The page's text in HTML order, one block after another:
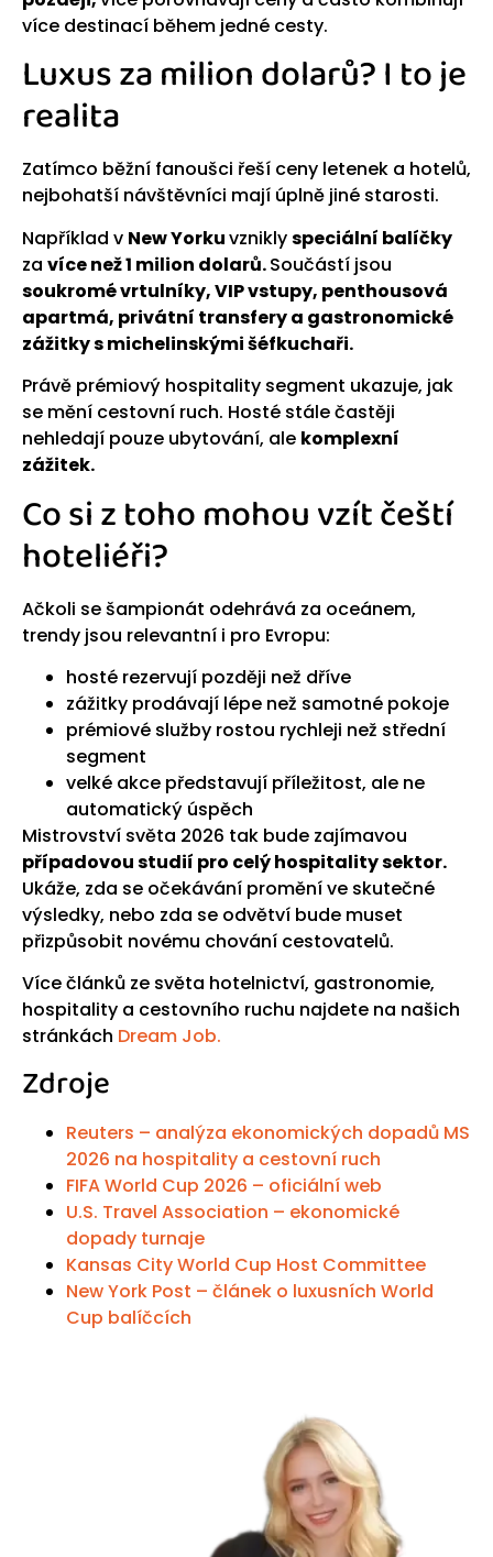
více destinací během jedné cesty.
Luxus za milion dolarů? I to je
realita
Zatímco běžní fanoušci řeší ceny letenek a hotelů,
nejbohatší návštěvníci mají úplně jiné starosti.
Například v New Yorkuvzniklyspeciální balíčky
za více než 1 milion dolarů.Součástí jsou
soukromé vrtulníky, VIP vstupy, penthousová
apartmá, privátní transfery a gastronomické
zážitky s michelinskými šéfkuchaři.
Právě prémiový hospitality segment ukazuje, jak
se mění cestovní ruch. Hosté stále častěji
nehledají pouze ubytování, ale komplexní
zážitek.
Co si z toho mohou vzít čeští
hoteliéři?
Ačkoli se šampionát odehrává za oceánem,
trendy jsou relevantní i pro Evropu:
hosté rezervují později než dříve
zážitky prodávají lépe než samotné pokoje
prémiové služby rostou rychleji než střední
segment
velké akce představují příležitost, ale ne
automatický úspěch
Mistrovství světa 2026 tak bude zajímavou
případovou studií pro celý hospitality sektor.
Ukáže, zda se očekávání promění ve skutečné
výsledky, nebo zda se odvětví bude muset
přizpůsobit novému chování cestovatelů.
Více článků ze světa hotelnictví, gastronomie,
hospitality a cestovního ruchu najdete na našich
stránkách Dream Job.
Zdroje
Reuters – analýza ekonomických dopadů MS
2026 na hospitality a cestovní ruch
FIFA World Cup 2026 – oficiální web
U.S. Travel Association – ekonomické
dopady turnaje
Kansas City World Cup Host Committee
New York Post – článek o luxusních World
Cup balíčcích